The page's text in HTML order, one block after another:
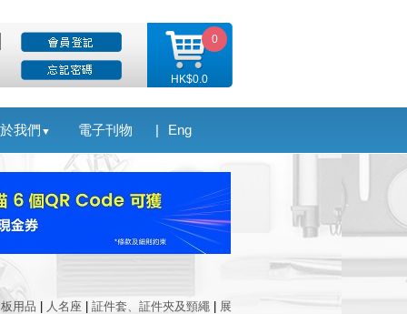
HK$0.0
0
我們 ▼ 電子刊物 Eng
用品 人名座 証件套、証件夾及頸繩 展